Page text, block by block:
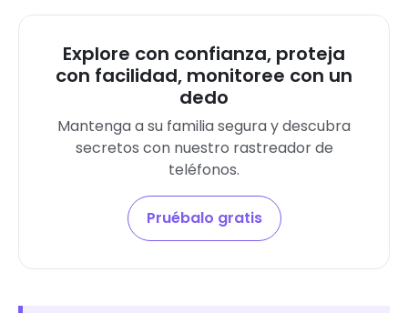
Explore con confianza, proteja
con facilidad, monitoree con un
dedo
Mantenga a su familia segura y descubra
secretos con nuestro rastreador de
teléfonos.
Pruébalo gratis